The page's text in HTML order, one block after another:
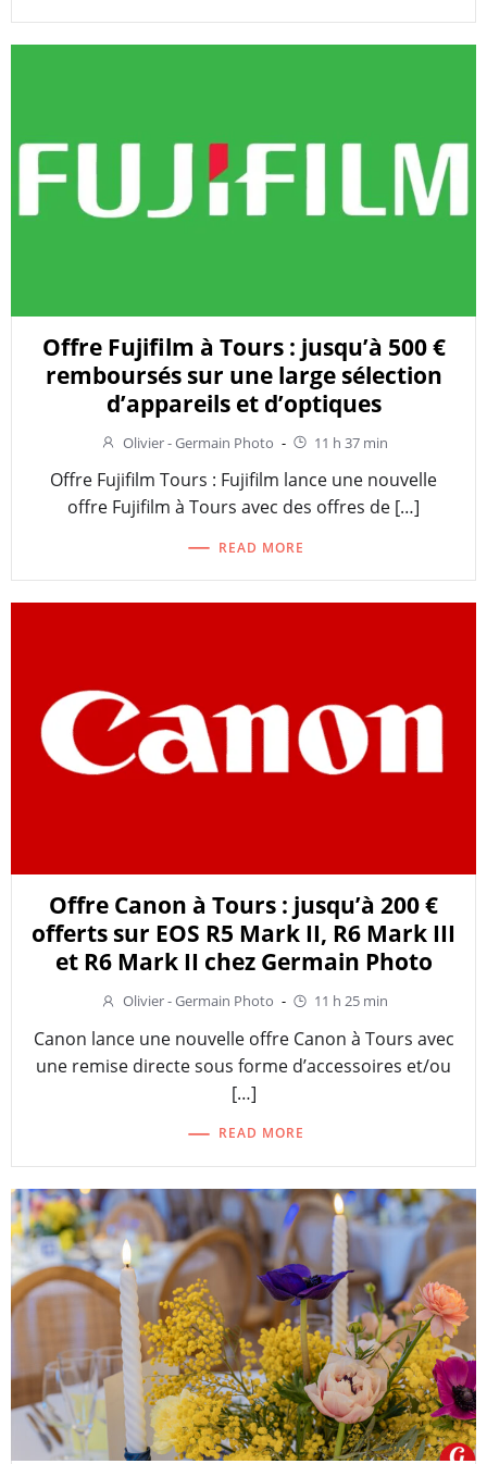
Offre Fujifilm à Tours : jusqu’à 500 €
remboursés sur une large sélection
d’appareils et d’optiques
Olivier - Germain Photo - 11 h 37 min
Offre Fujifilm Tours : Fujifilm lance une nouvelle
offre Fujifilm à Tours avec des offres de […]
READ MORE
Offre Canon à Tours : jusqu’à 200 €
offerts sur EOS R5 Mark II, R6 Mark III
et R6 Mark II chez Germain Photo
Olivier - Germain Photo - 11 h 25 min
Canon lance une nouvelle offre Canon à Tours avec
une remise directe sous forme d’accessoires et/ou
[…]
READ MORE